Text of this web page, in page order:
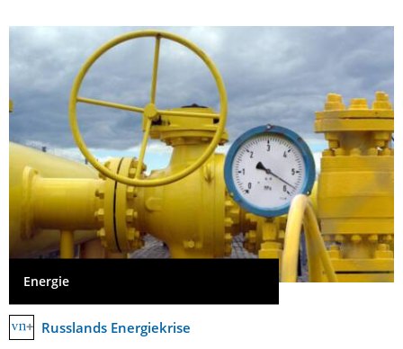
Energie
Russlands Energiekrise